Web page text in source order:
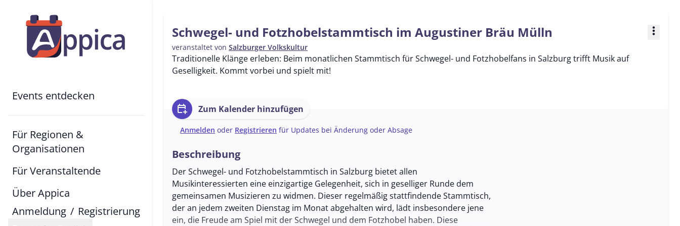
Events entdecken
Für Regionen &
Organisationen
Für Veranstaltende
Über Appica
Anmeldung / Registrierung
Schwegel- und Fotzhobelstammtisch im Augustiner Bräu Mülln
veranstaltet von Salzburger Volkskultur
more_vert
Traditionelle Klänge erleben: Beim monatlichen Stammtisch für Schwegel- und Fotzhobelfans in Salzburg trifft Musik auf
Geselligkeit. Kommt vorbei und spielt mit!
calendar_add_on Zum Kalender hinzufügen
Anmelden oder Registrieren für Updates bei Änderung oder Absage
Beschreibung
Der Schwegel- und Fotzhobelstammtisch in Salzburg bietet allen
Musikinteressierten eine einzigartige Gelegenheit, sich in geselliger Runde dem
gemeinsamen Musizieren zu widmen. Dieser regelmäßig stattfindende Stammtisch,
der an jedem zweiten Dienstag im Monat abgehalten wird, lädt insbesondere jene
ein, die Freude am Spiel mit der Schwegel und dem Fotzhobel haben. Diese